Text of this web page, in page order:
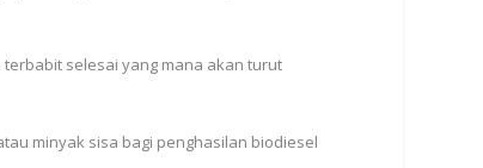
terbabit selesai yang mana akan turut
minyak sisa bagi penghasilan biodiesel